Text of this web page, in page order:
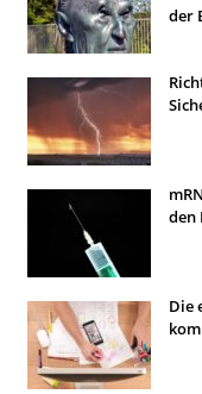
der
den
Die